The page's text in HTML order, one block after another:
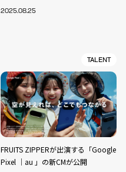
2025.08.25
TALENT
FRUITS ZIPPERが出演する「Google
Pixel ｜au 」の新CMが公開